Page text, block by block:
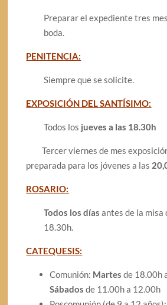
Preparar el expediente tres
boda.
PENITENCIA:
Siempre que se solicite.
EXPOSICIÓN DEL SANTÍSIMO:
Todos los jueves a las 18.30h
Tercer viernes de mes
preparada para los jóvenes a las
ROSARIO:
Todos los días antes de la misa
18.30h.
CATEQUESIS:
Comunión: Martes de 18.00h
Sábados de 11.00h a 12.00h